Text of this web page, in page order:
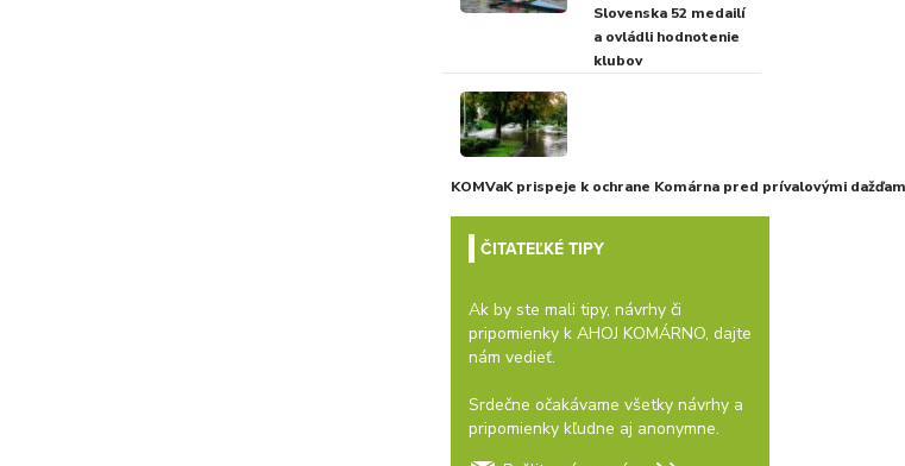
Slovenska 52 medailí
a ovládli hodnotenie
klubov
KOMVaK prispeje k ochrane Komárna pred prívalovými
ČITATEĽKÉ TIPY
Ak by ste mali tipy, návrhy či
pripomienky k AHOJ KOMÁRNO, dajte
nám vedieť.
Srdečne očakávame všetky návrhy a
pripomienky kľudne aj anonymne.